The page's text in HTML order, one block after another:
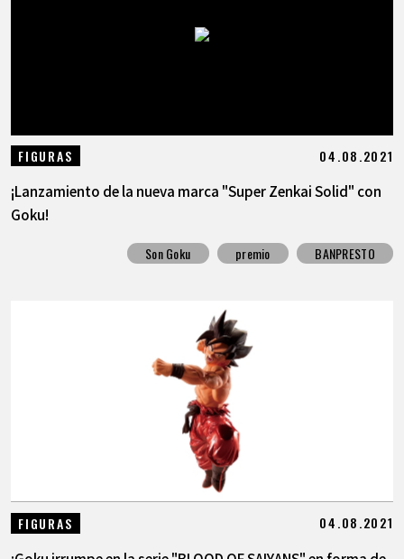
FIGURAS 04.08.2021
¡Lanzamiento de la nueva marca "Super Zenkai Solid" con
Goku!
Son Goku premio BANPRESTO
FIGURAS 04.08.2021